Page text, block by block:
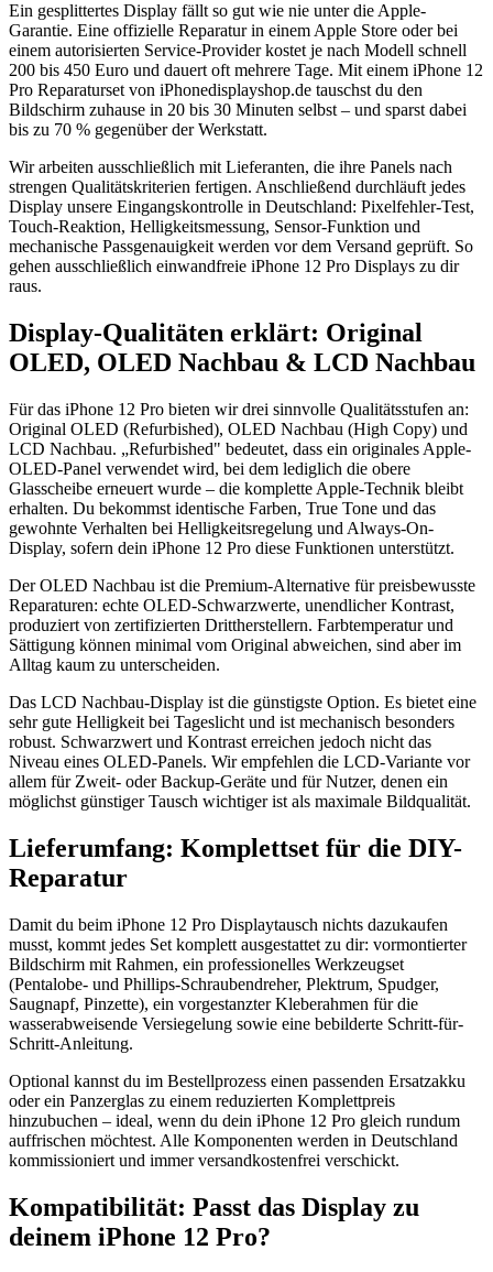
Ein gesplittertes Display fällt so gut wie nie unter die Apple-
Garantie. Eine offizielle Reparatur in einem Apple Store oder bei
einem autorisierten Service-Provider kostet je nach Modell schnell
200 bis 450 Euro und dauert oft mehrere Tage. Mit einem iPhone 12
Pro Reparaturset von iPhonedisplayshop.de tauschst du den
Bildschirm zuhause in 20 bis 30 Minuten selbst – und sparst dabei
bis zu 70 % gegenüber der Werkstatt.
Wir arbeiten ausschließlich mit Lieferanten, die ihre Panels nach
strengen Qualitätskriterien fertigen. Anschließend durchläuft jedes
Display unsere Eingangskontrolle in Deutschland: Pixelfehler-Test,
Touch-Reaktion, Helligkeitsmessung, Sensor-Funktion und
mechanische Passgenauigkeit werden vor dem Versand geprüft. So
gehen ausschließlich einwandfreie iPhone 12 Pro Displays zu dir
raus.
Display-Qualitäten erklärt: Original
OLED, OLED Nachbau & LCD Nachbau
Für das iPhone 12 Pro bieten wir drei sinnvolle Qualitätsstufen an:
Original OLED (Refurbished), OLED Nachbau (High Copy) und
LCD Nachbau. „Refurbished" bedeutet, dass ein originales Apple-
OLED-Panel verwendet wird, bei dem lediglich die obere
Glasscheibe erneuert wurde – die komplette Apple-Technik bleibt
erhalten. Du bekommst identische Farben, True Tone und das
gewohnte Verhalten bei Helligkeitsregelung und Always-On-
Display, sofern dein iPhone 12 Pro diese Funktionen unterstützt.
Der OLED Nachbau ist die Premium-Alternative für preisbewusste
Reparaturen: echte OLED-Schwarzwerte, unendlicher Kontrast,
produziert von zertifizierten Drittherstellern. Farbtemperatur und
Sättigung können minimal vom Original abweichen, sind aber im
Alltag kaum zu unterscheiden.
Das LCD Nachbau-Display ist die günstigste Option. Es bietet eine
sehr gute Helligkeit bei Tageslicht und ist mechanisch besonders
robust. Schwarzwert und Kontrast erreichen jedoch nicht das
Niveau eines OLED-Panels. Wir empfehlen die LCD-Variante vor
allem für Zweit- oder Backup-Geräte und für Nutzer, denen ein
möglichst günstiger Tausch wichtiger ist als maximale Bildqualität.
Lieferumfang: Komplettset für die DIY-
Reparatur
Damit du beim iPhone 12 Pro Displaytausch nichts dazukaufen
musst, kommt jedes Set komplett ausgestattet zu dir: vormontierter
Bildschirm mit Rahmen, ein professionelles Werkzeugset
(Pentalobe- und Phillips-Schraubendreher, Plektrum, Spudger,
Saugnapf, Pinzette), ein vorgestanzter Kleberahmen für die
wasserabweisende Versiegelung sowie eine bebilderte Schritt-für-
Schritt-Anleitung.
Optional kannst du im Bestellprozess einen passenden Ersatzakku
oder ein Panzerglas zu einem reduzierten Komplettpreis
hinzubuchen – ideal, wenn du dein iPhone 12 Pro gleich rundum
auffrischen möchtest. Alle Komponenten werden in Deutschland
kommissioniert und immer versandkostenfrei verschickt.
Kompatibilität: Passt das Display zu
deinem iPhone 12 Pro?